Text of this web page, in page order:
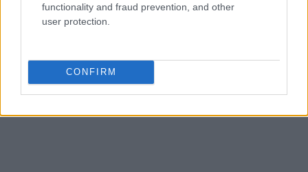
functionality and fraud prevention, and other
user protection.
CONFIRM